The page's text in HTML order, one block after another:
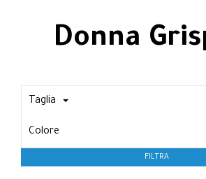
Donna
Taglia
Colore